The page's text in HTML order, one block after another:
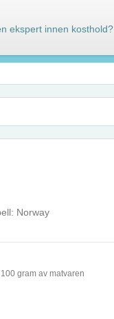
Norway
gram av matvaren
ekspert innen kosthold?